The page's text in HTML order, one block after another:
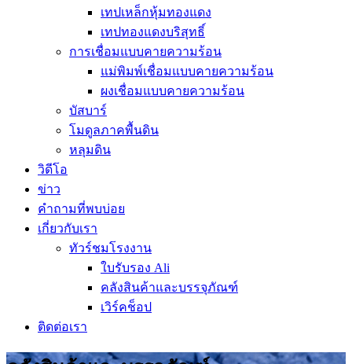
เทปเหล็กหุ้มทองแดง
เทปทองแดงบริสุทธิ์
การเชื่อมแบบคายความร้อน
แม่พิมพ์เชื่อมแบบคายความร้อน
ผงเชื่อมแบบคายความร้อน
บัสบาร์
โมดูลภาคพื้นดิน
หลุมดิน
วิดีโอ
ข่าว
คำถามที่พบบ่อย
เกี่ยวกับเรา
ทัวร์ชมโรงงาน
ใบรับรอง Ali
คลังสินค้าและบรรจุภัณฑ์
เวิร์คช็อป
ติดต่อเรา